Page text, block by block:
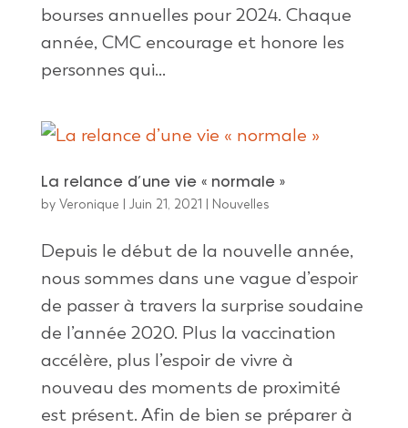
bourses annuelles pour 2024. Chaque
année, CMC encourage et honore les
personnes qui...
La relance d’une vie « normale »
by Veronique | Juin 21, 2021 | Nouvelles
Depuis le début de la nouvelle année,
nous sommes dans une vague d’espoir
de passer à travers la surprise soudaine
de l’année 2020. Plus la vaccination
accélère, plus l’espoir de vivre à
nouveau des moments de proximité
est présent. Afin de bien se préparer à